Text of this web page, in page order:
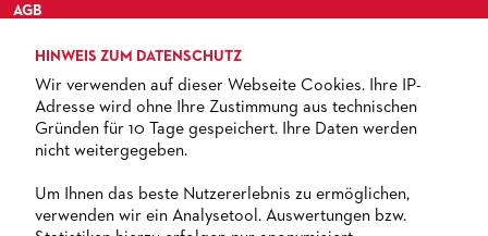
AGB
BARRIEREFREIHEIT
+ 49 69 212-49494
HINWEIS ZUM DATENSCHUTZ
Wir verwenden auf dieser Webseite Cookies. Ihre IP-
Adresse wird ohne Ihre Zustimmung aus technischen
Gründen für 10 Tage gespeichert. Ihre Daten werden
nicht weitergegeben.
Um Ihnen das beste Nutzererlebnis zu ermöglichen,
verwenden wir ein Analysetool. Auswertungen bzw.